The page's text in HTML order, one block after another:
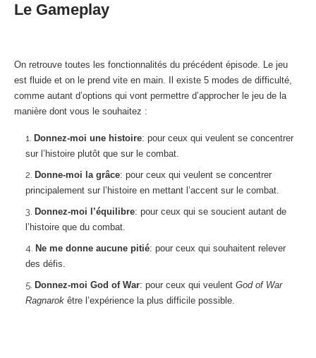
Le Gameplay
On retrouve toutes les fonctionnalités du précédent épisode. Le jeu
est fluide et on le prend vite en main. Il existe 5 modes de difficulté,
comme autant d’options qui vont permettre d’approcher le jeu de la
manière dont vous le souhaitez :
Donnez-moi une histoire: pour ceux qui veulent se concentrer
sur l’histoire plutôt que sur le combat.
Donne-moi la grâce: pour ceux qui veulent se concentrer
principalement sur l’histoire en mettant l’accent sur le combat.
Donnez-moi l’équilibre: pour ceux qui se soucient autant de
l’histoire que du combat.
Ne me donne aucune pitié: pour ceux qui souhaitent relever
des défis.
Donnez-moi God of War: pour ceux qui veulentGod of War
Ragnarok être l’expérience la plus difficile possible.